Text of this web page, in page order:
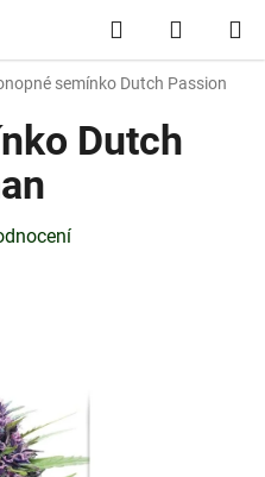
Hledat
KOŠÍK
semínko Dutch Passion
Dutch